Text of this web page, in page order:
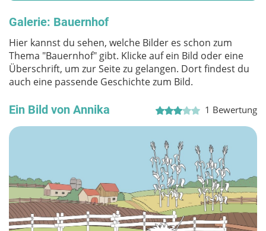
Galerie: Bauernhof
Hier kannst du sehen, welche Bilder es schon zum
Thema "Bauernhof" gibt. Klicke auf ein Bild oder eine
Überschrift, um zur Seite zu gelangen. Dort findest du
auch eine passende Geschichte zum Bild.
Ein Bild von Annika 1 Bewertung